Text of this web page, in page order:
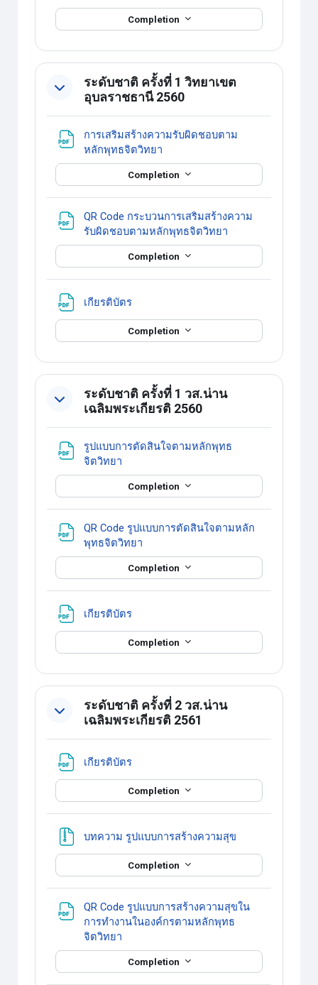
Completion
ระดับชาติ ครั้งที่ 1 วิทยาเขต
อุบลราชธานี 2560
การเสริมสร้างความรับผิดชอบตาม
หลักพุทธจิตวิทยา
Completion
QR Code กระบวนการเสริมสร้างความ
รับผิดชอบตามหลักพุทธจิตวิทยา
Completion
เกียรติบัตร
Completion
ระดับชาติ ครั้งที่ 1 วส.น่าน
เฉลิมพระเกียรติ 2560
รูปแบบการตัดสินใจตามหลักพุทธ
จิตวิทยา
Completion
QR Code รูปแบบการตัดสินใจตามหลัก
พุทธจิตวิทยา
Completion
เกียรติบัตร
Completion
ระดับชาติ ครั้งที่ 2 วส.น่าน
เฉลิมพระเกียรติ 2561
เกียรติบัตร
Completion
บทความ รูปแบบการสร้างความสุข
Completion
QR Code รูปแบบการสร้างความสุขใน
การทำงานในองค์กรตามหลักพุทธ
จิตวิทยา
Completion